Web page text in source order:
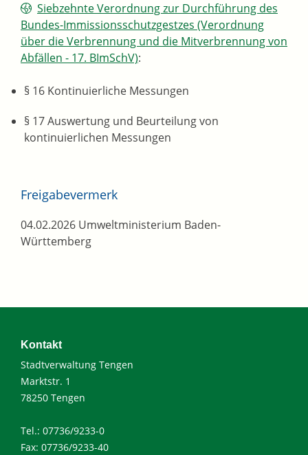
Siebzehnte Verordnung zur Durchführung des
Bundes-Immissionsschutzgestzes (Verordnung
über die Verbrennung und die Mitverbrennung von
Abfällen - 17. BImSchV):
§ 16 Kontinuierliche Messungen
§ 17 Auswertung und Beurteilung von
kontinuierlichen Messungen
Freigabevermerk
04.02.2026 Umweltministerium Baden-
Württemberg
Kontakt
Stadtverwaltung Tengen
Marktstr. 1
78250 Tengen
Tel.: 07736/9233-0
Fax: 07736/9233-40